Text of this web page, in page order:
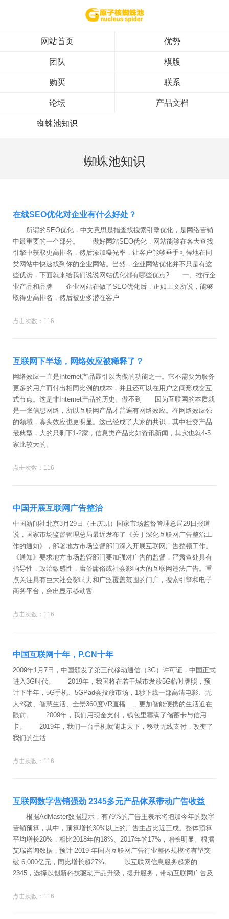
网站首页 优势
团队 模版
购买 联系
论坛 产品文档
蜘蛛池知识
蜘蛛池知识
在线SEO优化对企业有什么好处？
所谓的SEO优化，中文意思是指查找搜索引擎优化，是网络营销
中最重要的一个部分。 做好网站SEO优化，网站能够在各大查找
引擎中获取更高排名，然后添加曝光率，让客户能够垂手可得地在同
类网站中快速找到你的企业网站。当然，企业网站优化并不只是有这
些优势，下面就来给我们说说网站优化都有哪些优点? 一、推行企
业产品和品牌 企业网站在做了SEO优化后，正如上文所说，能够
取得更高排名，然后被更多潜在客户
点击次数：116
互联网下半场，网络效应被稀释了？
网络效应一直是Internet产品最引以为傲的功能之一。它不需要为服务
更多的用户而付出相同比例的成本，并且还可以在用户之间形成交互
式节点。这是非Internet产品的历史。做不到 因为互联网的本质就
是一张信息网络，所以互联网产品才普遍有网络效应。在网络效应强
的领域，寡头效应也更明显。这已经成了大家的共识，其中社交产品
最典型，大的只剩下1-2家，信息类产品比如资讯新闻，其实也就4-5
家比较大的。
点击次数：116
中国开展互联网广告整治
中国新闻社北京3月29日（王庆凯）国家市场监督管理总局29日报道
说，国家市场监督管理总局最近发布了《关于深化互联网广告整治工
作的通知》，部署地方市场监督部门深入开展互联网广告整顿工作。
《通知》要求地方市场监管部门要加强对广告的监督，严肃查处具有
指导性，政治敏感性，庸俗庸俗或社会影响大的互联网违法广告。重
点关注具有巨大社会影响力和广泛覆盖范围的门户，搜索引擎和电子
商务平台，突出显示移动客
点击次数：116
中国互联网十年，P.CN十年
2009年1月7日，中国颁发了第三代移动通信（3G）许可证，中国正式
进入3G时代。 2019年，我国将在若干城市发放5G临时牌照，预
计下半年，5G手机、5GPad会投放市场，1秒下载一部高清电影、无
人驾驶、智慧生活、全景360度VR直播……更加智能便携的生活近在
眼前。 2009年，我们用现金支付，钱包里塞满了储蓄卡与信用
卡。 2019年，我们一台手机就能走天下，移动无线支付，改变了
我们的生活
点击次数：116
互联网数字营销强劲 2345多元产品体系带动广告收益
根据AdMaster数据显示，有79%的广告主表示将增加今年的数字
营销预算，其中，预算增长30%以上的广告主占比近三成。整体预算
平均增长20%，相比2018年的18%、2017年的17%，增长明显。根据
艾瑞咨询数据，预计 2019 年国内互联网广告行业整体规模将有望突
破 6,000亿元，同比增长超27%。 以互联网信息服务起家的
2345，选择以创新科技驱动产品升级，提升服务，带动互联网广告及
点击次数：116